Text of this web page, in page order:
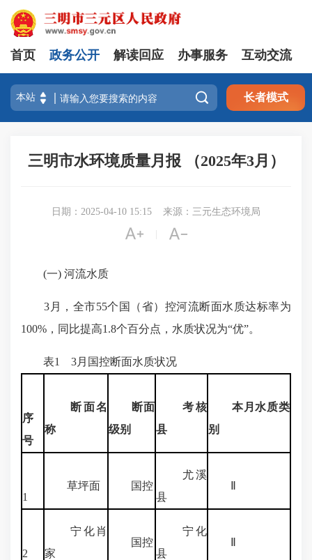
首页 政务公开 解读回应 办事服务 互动交流
 长者模式
三明市水环境质量月报 （2025年3月）
日期：2025-04-10 15:15 来源：三元生态环境局
 
(一) 河流水质
3月，全市55个国（省）控河流断面水质达标率为
100%，同比提高1.8个百分点，水质状况为“优”。
表1 3月国控断面水质状况
序
号
断面名
称
断面
级别
考核
县
本月水质类
别
1
草坪面 国控
尤溪
县
2
宁化肖
家
国控
宁化
县